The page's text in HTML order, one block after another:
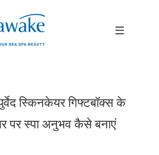
स्किनकेयर गिफ्टबॉक्स के
पर स्पा अनुभव कैसे बनाएं